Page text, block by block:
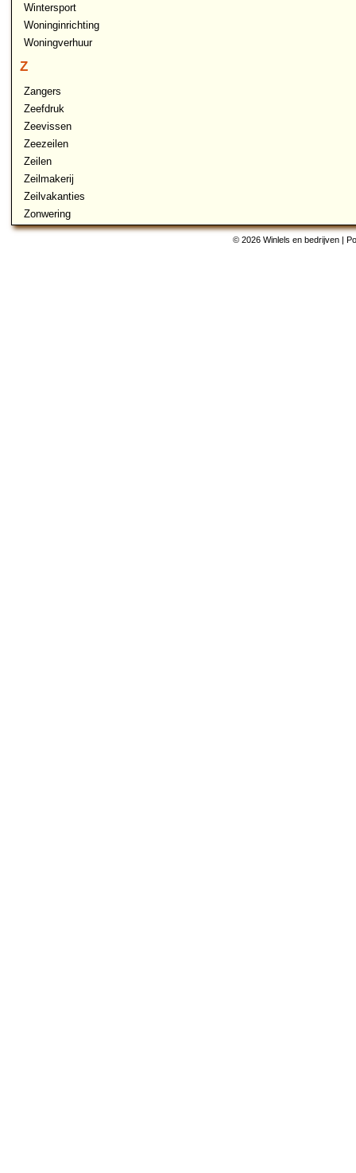
Wintersport
Woninginrichting
Woningverhuur
Z
Zangers
Zeefdruk
Zeevissen
Zeezeilen
Zeilen
Zeilmakerij
Zeilvakanties
Zonwering
© 2026 Winlels en bedrijven |